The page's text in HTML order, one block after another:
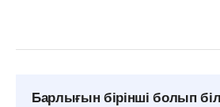
Барлығын бірінші болып